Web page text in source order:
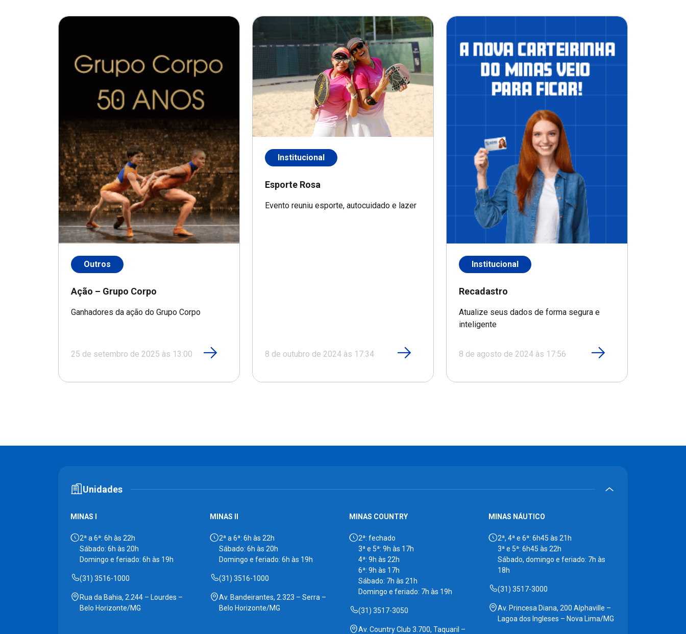
Outros
Ação – Grupo Corpo
Ganhadores da ação do Grupo Corpo
25 de setembro de 2025 às 13:00
Institucional
Esporte Rosa
Evento reuniu esporte, autocuidado e lazer
8 de outubro de 2024 às 17:34
Institucional
Recadastro
Atualize seus dados de forma segura e
inteligente
8 de agosto de 2024 às 17:56
Unidades
MINAS I
2ª a 6ª: 6h às 22h
Sábado: 6h às 20h
Domingo e feriado: 6h às 19h
(31) 3516-1000
Rua da Bahia, 2.244 – Lourdes –
Belo Horizonte/MG
MINAS II
2ª a 6ª: 6h às 22h
Sábado: 6h às 20h
Domingo e feriado: 6h às 19h
(31) 3516-1000
Av. Bandeirantes, 2.323 – Serra –
Belo Horizonte/MG
MINAS COUNTRY
2ª: fechado
3ª e 5ª: 9h às 17h
4ª: 9h às 22h
6ª: 9h às 17h
Sábado: 7h às 21h
Domingo e feriado: 7h às 19h
(31) 3517-3050
Av. Country Club 3.700, Taquaril –
MINAS NÁUTICO
2ª, 4ª e 6ª: 6h45 às 21h
3ª e 5ª: 6h45 às 22h
Sábado, domingo e feriado: 7h às
18h
(31) 3517-3000
Av. Princesa Diana, 200 Alphaville –
Lagoa dos Ingleses – Nova Lima/MG